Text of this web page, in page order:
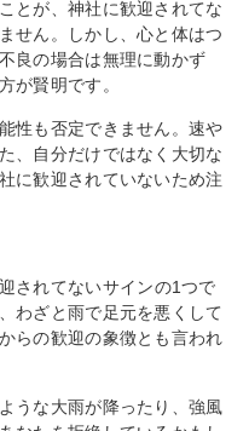
とが、神社に歓迎されてな
せん。しかし、心と体はつ
良の場合は無理に動かず
が賢明です。
性も否定できません。速や
、自分だけではなく大切な
に歓迎されていないため注
されてないサインの1つで
わざと雨で足元を悪くして
らの歓迎の象徴とも言われ
うな大雨が降ったり、強風